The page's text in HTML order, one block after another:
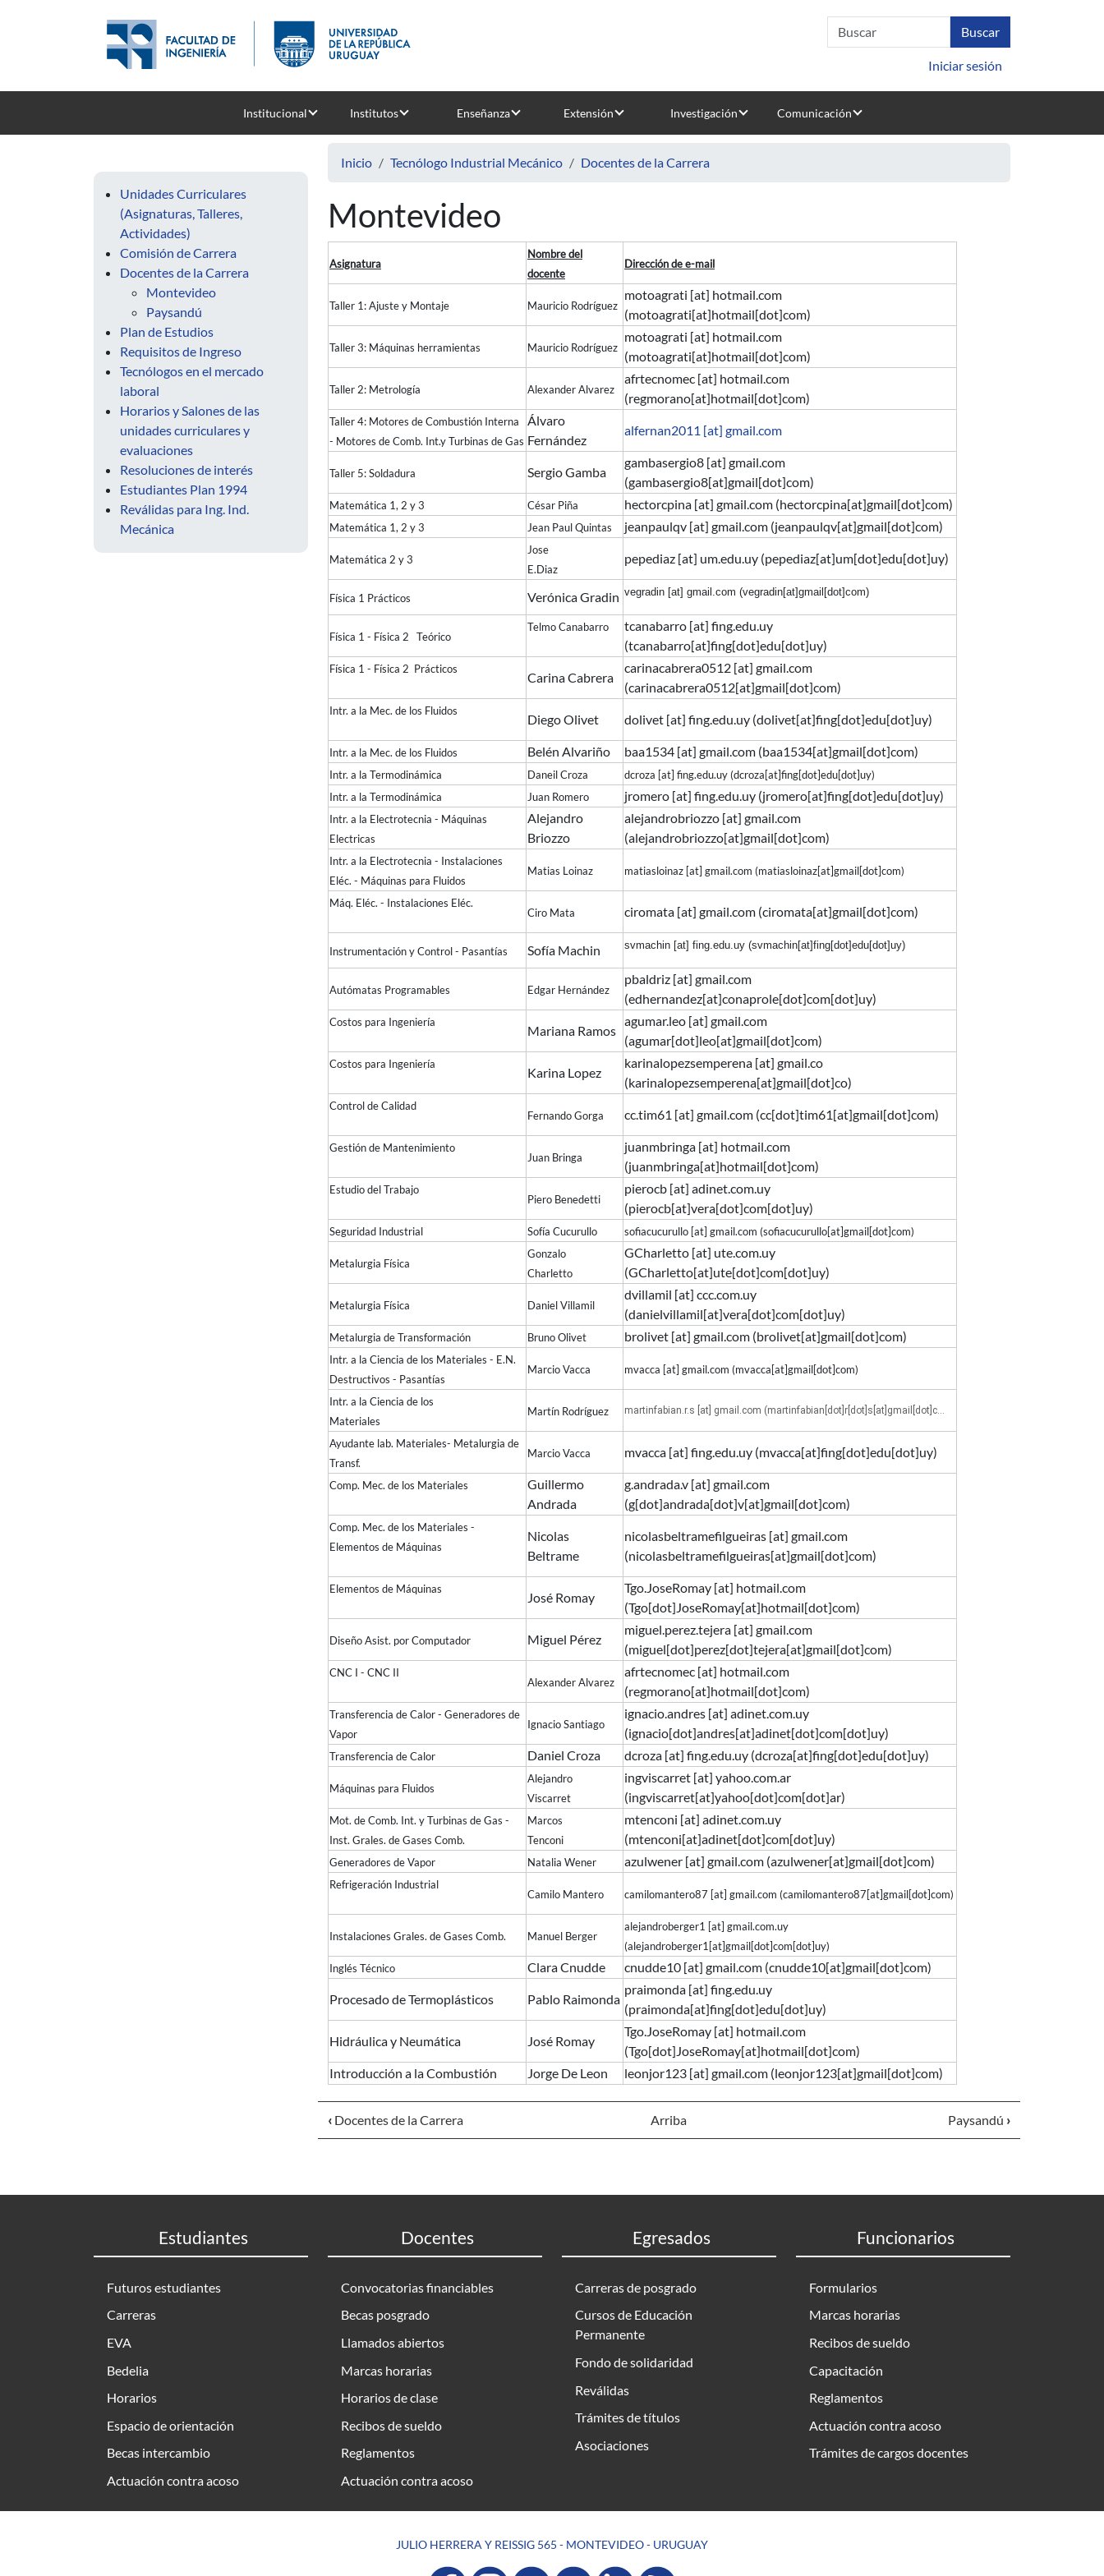
Iniciar sesión
Institucional Institutos Enseñanza Extensión Investigación Comunicación
Unidades Curriculares
(Asignaturas, Talleres,
Actividades)
Comisión de Carrera
Docentes de la Carrera
Montevideo
Paysandú
Plan de Estudios
Requisitos de Ingreso
Tecnólogos en el mercado
laboral
Horarios y Salones de las
unidades curriculares y
evaluaciones
Resoluciones de interés
Estudiantes Plan 1994
Reválidas para Ing. Ind.
Mecánica
Inicio Tecnólogo Industrial Mecánico Docentes de la Carrera
Montevideo
Asignatura
Nombre del
docente
Dirección de e-mail
Taller 1: Ajuste y Montaje Mauricio Rodríguez
motoagrati [at] hotmail.com
(motoagrati[at]hotmail[dot]com)
Taller 3: Máquinas herramientas Mauricio Rodríguez
motoagrati [at] hotmail.com
(motoagrati[at]hotmail[dot]com)
Taller 2: Metrología Alexander Alvarez
afrtecnomec [at] hotmail.com
(regmorano[at]hotmail[dot]com)
Taller 4: Motores de Combustión Interna
- Motores de Comb. Int.y Turbinas de Gas
Álvaro
Fernández
alfernan2011 [at] gmail.com
Taller 5: Soldadura Sergio Gamba
gambasergio8 [at] gmail.com
(gambasergio8[at]gmail[dot]com)
Matemática 1, 2 y 3 César Piña hectorcpina [at] gmail.com (hectorcpina[at]gmail[dot]com)
Matemática 1, 2 y 3 Jean Paul Quintas jeanpaulqv [at] gmail.com (jeanpaulqv[at]gmail[dot]com)
Matemática 2 y 3
Jose
E.Diaz
pepediaz [at] um.edu.uy (pepediaz[at]um[dot]edu[dot]uy)
Física 1 Prácticos Verónica Gradin vegradin [at] gmail.com (vegradin[at]gmail[dot]com)
Física 1 - Física 2 Teórico
Telmo Canabarro tcanabarro [at] fing.edu.uy
(tcanabarro[at]fing[dot]edu[dot]uy)
Física 1 - Física 2 Prácticos
Carina Cabrera
carinacabrera0512 [at] gmail.com
(carinacabrera0512[at]gmail[dot]com)
Intr. a la Mec. de los Fluidos
Diego Olivet dolivet [at] fing.edu.uy (dolivet[at]fing[dot]edu[dot]uy)
Intr. a la Mec. de los Fluidos Belén Alvariño baa1534 [at] gmail.com (baa1534[at]gmail[dot]com)
Intr. a la Termodinámica Daneil Croza dcroza [at] fing.edu.uy (dcroza[at]fing[dot]edu[dot]uy)
Intr. a la Termodinámica
Juan Romero jromero [at] fing.edu.uy (jromero[at]fing[dot]edu[dot]uy)
Intr. a la Electrotecnia - Máquinas
Electricas
Alejandro
Briozzo
alejandrobriozzo [at] gmail.com
(alejandrobriozzo[at]gmail[dot]com)
Intr. a la Electrotecnia - Instalaciones
Eléc. - Máquinas para Fluidos
Matias Loinaz matiasloinaz [at] gmail.com (matiasloinaz[at]gmail[dot]com)
Máq. Eléc. - Instalaciones Eléc.
Ciro Mata ciromata [at] gmail.com (ciromata[at]gmail[dot]com)
Instrumentación y Control - Pasantías Sofía Machin svmachin [at] fing.edu.uy (svmachin[at]fing[dot]edu[dot]uy)
Autómatas Programables Edgar Hernández
pbaldriz [at] gmail.com
(edhernandez[at]conaprole[dot]com[dot]uy)
Costos para Ingeniería
Mariana Ramos
agumar.leo [at] gmail.com
(agumar[dot]leo[at]gmail[dot]com)
Costos para Ingeniería
Karina Lopez
karinalopezsemperena [at] gmail.co
(karinalopezsemperena[at]gmail[dot]co)
Control de Calidad
Fernando Gorga cc.tim61 [at] gmail.com (cc[dot]tim61[at]gmail[dot]com)
Gestión de Mantenimiento
Juan Bringa
juanmbringa [at] hotmail.com
(juanmbringa[at]hotmail[dot]com)
Estudio del Trabajo
Piero Benedetti
pierocb [at] adinet.com.uy
(pierocb[at]vera[dot]com[dot]uy)
Seguridad Industrial Sofía Cucurullo sofiacucurullo [at] gmail.com (sofiacucurullo[at]gmail[dot]com)
Metalurgia Física
Gonzalo
Charletto
GCharletto [at] ute.com.uy
(GCharletto[at]ute[dot]com[dot]uy)
Metalurgia Física Daniel Villamil
dvillamil [at] ccc.com.uy
(danielvillamil[at]vera[dot]com[dot]uy)
Metalurgia de Transformación Bruno Olivet brolivet [at] gmail.com (brolivet[at]gmail[dot]com)
Intr. a la Ciencia de los Materiales - E.N.
Destructivos - Pasantías
Marcio Vacca mvacca [at] gmail.com (mvacca[at]gmail[dot]com)
Intr. a la Ciencia de los
Materiales
Martín Rodríguez martinfabian.r.s [at] gmail.com (martinfabian[dot]r[dot]s[at]gmail[dot]com)
Ayudante lab. Materiales- Metalurgia de
Transf.
Marcio Vacca mvacca [at] fing.edu.uy (mvacca[at]fing[dot]edu[dot]uy)
Comp. Mec. de los Materiales
Guillermo
Andrada
g.andrada.v [at] gmail.com
(g[dot]andrada[dot]v[at]gmail[dot]com)
Comp. Mec. de los Materiales -
Elementos de Máquinas
Nicolas
Beltrame
nicolasbeltramefilgueiras [at] gmail.com
(nicolasbeltramefilgueiras[at]gmail[dot]com)
Elementos de Máquinas
José Romay
Tgo.JoseRomay [at] hotmail.com
(Tgo[dot]JoseRomay[at]hotmail[dot]com)
Diseño Asist. por Computador Miguel Pérez
miguel.perez.tejera [at] gmail.com
(miguel[dot]perez[dot]tejera[at]gmail[dot]com)
CNC I - CNC II
Alexander Alvarez
afrtecnomec [at] hotmail.com
(regmorano[at]hotmail[dot]com)
Transferencia de Calor - Generadores de
Vapor
Ignacio Santiago
ignacio.andres [at] adinet.com.uy
(ignacio[dot]andres[at]adinet[dot]com[dot]uy)
Transferencia de Calor Daniel Croza dcroza [at] fing.edu.uy (dcroza[at]fing[dot]edu[dot]uy)
Máquinas para Fluidos
Alejandro
Viscarret
ingviscarret [at] yahoo.com.ar
(ingviscarret[at]yahoo[dot]com[dot]ar)
Mot. de Comb. Int. y Turbinas de Gas -
Inst. Grales. de Gases Comb.
Marcos
Tenconi
mtenconi [at] adinet.com.uy
(mtenconi[at]adinet[dot]com[dot]uy)
Generadores de Vapor Natalia Wener azulwener [at] gmail.com (azulwener[at]gmail[dot]com)
Refrigeración Industrial
Camilo Mantero camilomantero87 [at] gmail.com (camilomantero87[at]gmail[dot]com)
Instalaciones Grales. de Gases Comb. Manuel Berger
alejandroberger1 [at] gmail.com.uy
(alejandroberger1[at]gmail[dot]com[dot]uy)
Inglés Técnico
Clara Cnudde cnudde10 [at] gmail.com (cnudde10[at]gmail[dot]com)
Procesado de Termoplásticos Pablo Raimonda
praimonda [at] fing.edu.uy
(praimonda[at]fing[dot]edu[dot]uy)
Hidráulica y Neumática José Romay
Tgo.JoseRomay [at] hotmail.com
(Tgo[dot]JoseRomay[at]hotmail[dot]com)
Introducción a la Combustión
Jorge De Leon leonjor123 [at] gmail.com (leonjor123[at]gmail[dot]com)
‹ Docentes de la Carrera Arriba Paysandú ›
Estudiantes
Futuros estudiantes
Carreras
EVA
Bedelia
Horarios
Espacio de orientación
Becas intercambio
Actuación contra acoso
Docentes
Convocatorias financiables
Becas posgrado
Llamados abiertos
Marcas horarias
Horarios de clase
Recibos de sueldo
Reglamentos
Actuación contra acoso
Egresados
Carreras de posgrado
Cursos de Educación
Permanente
Fondo de solidaridad
Reválidas
Trámites de títulos
Asociaciones
Funcionarios
Formularios
Marcas horarias
Recibos de sueldo
Capacitación
Reglamentos
Actuación contra acoso
Trámites de cargos docentes
JULIO HERRERA Y REISSIG 565 - MONTEVIDEO - URUGUAY